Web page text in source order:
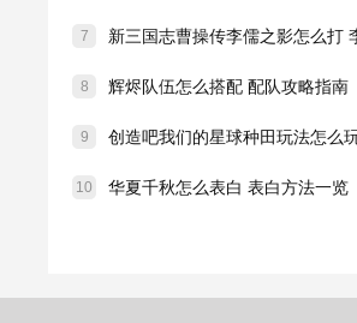
7
8 辉烬队伍怎么搭配 配队攻略指南
9
10 华夏千秋怎么表白 表白方法一览